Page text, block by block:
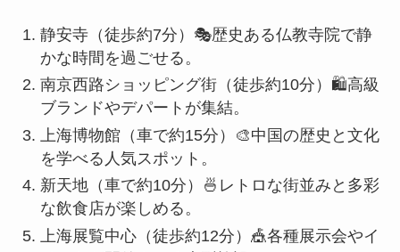
かな時間を過ごせる。
南京西路ショッピング街（徒歩約10分）🛍️高級
ブランドやデパートが集結。
上海博物館（車で約15分）🎨中国の歴史と文化
を学べる人気スポット。
新天地（車で約10分）🍜レトロな街並みと多彩
な飲食店が楽しめる。
上海展覧中心（徒歩約12分）🎪各種展示会やイ
ベントが開催される大型施設。